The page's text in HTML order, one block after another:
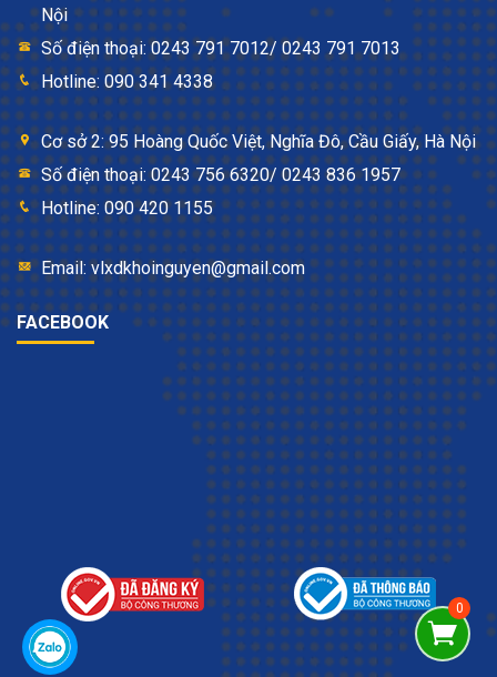
Nội
Số điện thoại: 0243 791 7012/ 0243 791 7013
Hotline: 090 341 4338
Cơ sở 2: 95 Hoàng Quốc Việt, Nghĩa Đô, Cầu Giấy, Hà Nội
Số điện thoại: 0243 756 6320/ 0243 836 1957
Hotline: 090 420 1155
Email: vlxdkhoinguyen@gmail.com
FACEBOOK